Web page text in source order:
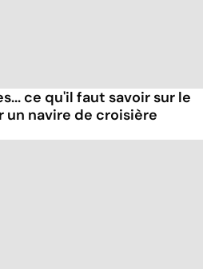
ce qu'il faut savoir sur le
un navire de croisière